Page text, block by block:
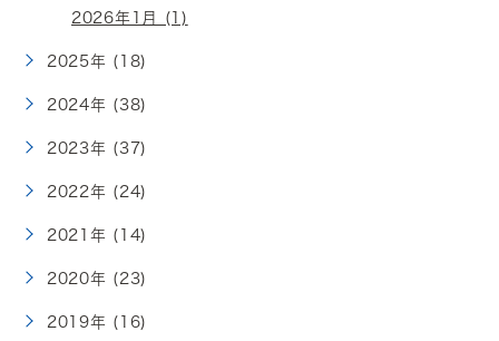
2026年1月 (1)
2025年 (18)
2024年 (38)
2023年 (37)
2022年 (24)
2021年 (14)
2020年 (23)
2019年 (16)